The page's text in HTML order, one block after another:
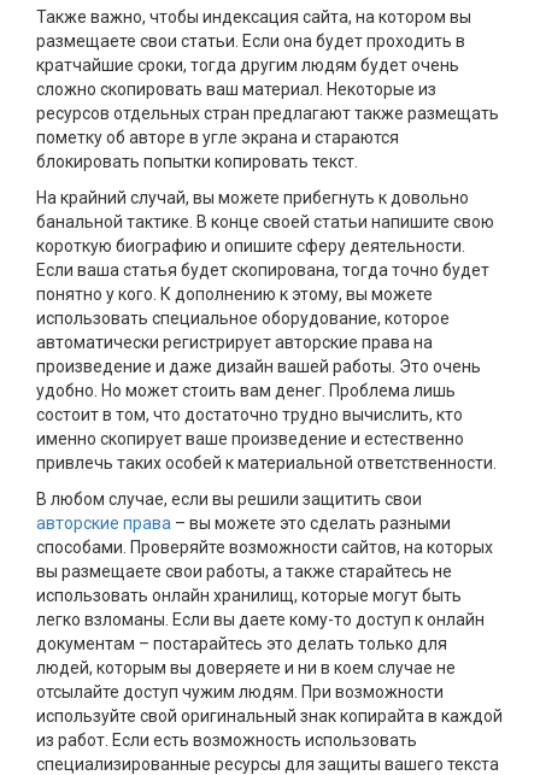
Также важно, чтобы индексация сайта, на котором вы
размещаете свои статьи. Если она будет проходить в
кратчайшие сроки, тогда другим людям будет очень
сложно скопировать ваш материал. Некоторые из
ресурсов отдельных стран предлагают также размещать
пометку об авторе в угле экрана и стараются
блокировать попытки копировать текст.
На крайний случай, вы можете прибегнуть к довольно
банальной тактике. В конце своей статьи напишите свою
короткую биографию и опишите сферу деятельности.
Если ваша статья будет скопирована, тогда точно будет
понятно у кого. К дополнению к этому, вы можете
использовать специальное оборудование, которое
автоматически регистрирует авторские права на
произведение и даже дизайн вашей работы. Это очень
удобно. Но может стоить вам денег. Проблема лишь
состоит в том, что достаточно трудно вычислить, кто
именно скопирует ваше произведение и естественно
привлечь таких особей к материальной ответственности.
В любом случае, если вы решили защитить свои
авторские права – вы можете это сделать разными
способами. Проверяйте возможности сайтов, на которых
вы размещаете свои работы, а также старайтесь не
использовать онлайн хранилищ, которые могут быть
легко взломаны. Если вы даете кому-то доступ к онлайн
документам – постарайтесь это делать только для
людей, которым вы доверяете и ни в коем случае не
отсылайте доступ чужим людям. При возможности
используйте свой оригинальный знак копирайта в каждой
из работ. Если есть возможность использовать
специализированные ресурсы для защиты вашего текста